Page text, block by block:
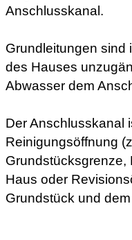
Anschlusskanal.
Grundleitungen sind
des Hauses
Abwasser dem
Der Anschlusskanal
Reinigungsöffnung
Grundstücksgrenze,
Haus oder
Grundstück und